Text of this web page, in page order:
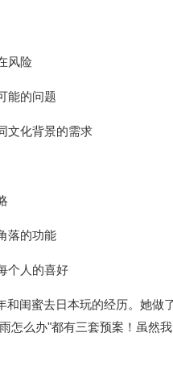
风险
能的问题
文化背景的需求
落的功能
个人的喜好
和闺蜜去日本玩的经历。她做
怎么办"都有三套预案！虽然